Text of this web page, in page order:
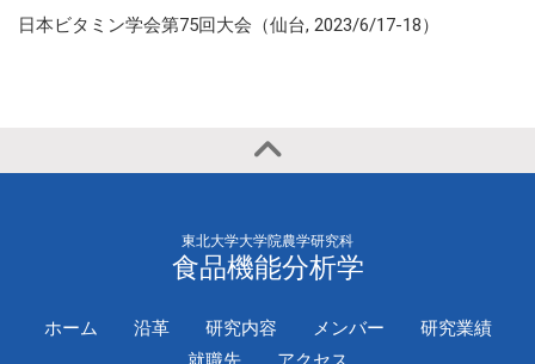
日本ビタミン学会第75回大会（仙台, 2023/6/17-18）
東北大学大学院農学研究科
食品機能分析学
ホーム 沿革 研究内容 メンバー
研究業績